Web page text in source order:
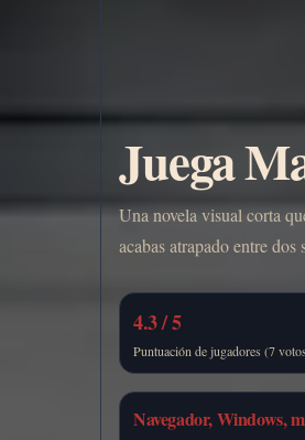
Juega
Una novela visual corta
acabas atrapado entre
4.3 / 5
Puntuación de jugadores (7
Navegador, Windows,